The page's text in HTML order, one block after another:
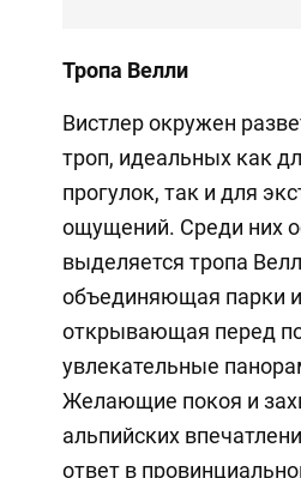
Тропа Велли
Вистлер окружен
троп, идеальных как
прогулок, так и для
ощущений. Среди них
выделяется тропа
объединяющая парки
открывающая перед
увлекательные
Желающие покоя и
альпийских
ответ в